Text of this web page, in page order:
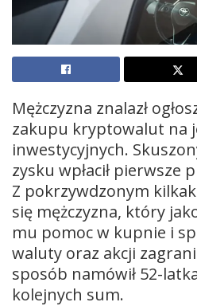
Mężczyzna znalazł
zakupu kryptowalut na
inwestycyjnych.
zysku wpłacił pierwsze
Z pokrzywdzonym
się mężczyzna, który
mu pomoc w kupnie i
waluty oraz akcji
sposób namówił 52-
kolejnych sum.